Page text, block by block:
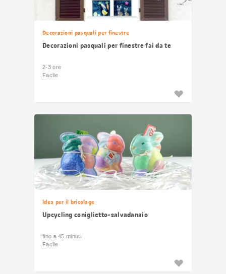
Decorazioni pasquali per finestre
Decorazioni pasquali per finestre fai da te
2-3 ore
Facile
Idea per il bricolage
Upcycling coniglietto-salvadanaio
fino a 45 minuti
Facile